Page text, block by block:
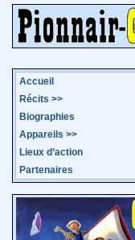
Accueil
Récits >>
Biographies
Appareils >>
Lieux d’action
Partenaires